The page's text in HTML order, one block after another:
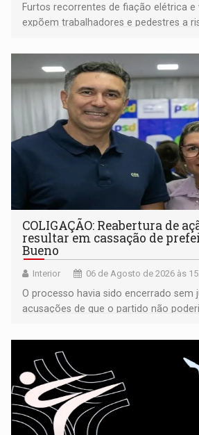
Furtos recorrentes de fiação elétrica e
expõem trabalhadores e pedestres a
COLIGAÇÃO: Reabertura de
resultar em cassação de
Bueno
Interior 06 de Agosto de 2026 às
O processo havia sido encerrado sem
acusações de que o partido não